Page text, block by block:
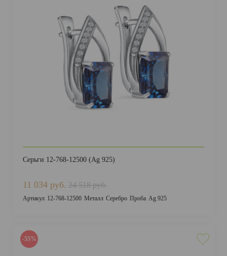
Серьги 12-768-12500 (Ag 925)
11 034 руб. 24 518 руб.
Артикул 12-768-12500 Металл Серебро Проба Ag 925
-55%